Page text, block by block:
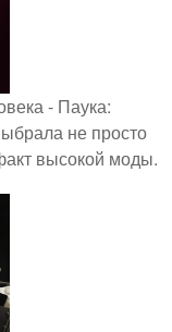
- Паука:
не просто
высокой моды.